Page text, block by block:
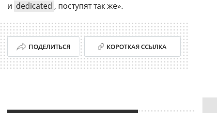
и dedicated , поступят так же».
ПОДЕЛИТЬСЯ КОРОТКАЯ ССЫЛКА